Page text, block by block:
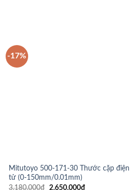
-17%
Mitutoyo 500-171-30 Thước cặp điện
tử (0-150mm/0.01mm)
3.180.000₫
Giá
2.650.000₫Giá